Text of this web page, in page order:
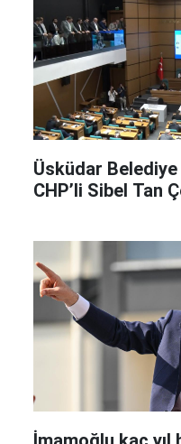
Üsküdar
CHP’li Sibel Tan